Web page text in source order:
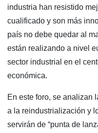
industria han resistido
cualificado y son más
país no debe quedar al
están realizando a nivel
sector industrial en el
económica.
En este foro, se analizan
a la reindustrialización y
servirán de “punta de